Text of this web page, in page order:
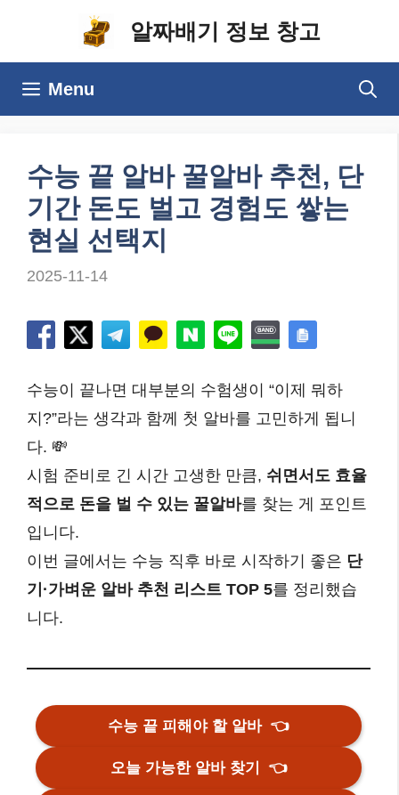
알짜배기 정보 창고
Menu
수능 끝 알바 꿀알바 추천, 단
기간 돈도 벌고 경험도 쌓는
현실 선택지
2025-11-14
수능이 끝나면 대부분의 수험생이 “이제 뭐하
지?”라는 생각과 함께 첫 알바를 고민하게 됩니
다. 💸
시험 준비로 긴 시간 고생한 만큼, 쉬면서도 효율
적으로 돈을 벌 수 있는 꿀알바를 찾는 게 포인트
입니다.
이번 글에서는 수능 직후 바로 시작하기 좋은 단
기·가벼운 알바 추천 리스트 TOP 5를 정리했습
니다.
수능 끝 피해야 할 알바 👈
오늘 가능한 알바 찾기 👈